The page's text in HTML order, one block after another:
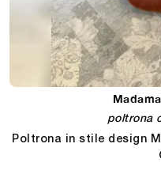
poltrona
Poltrona in stile design